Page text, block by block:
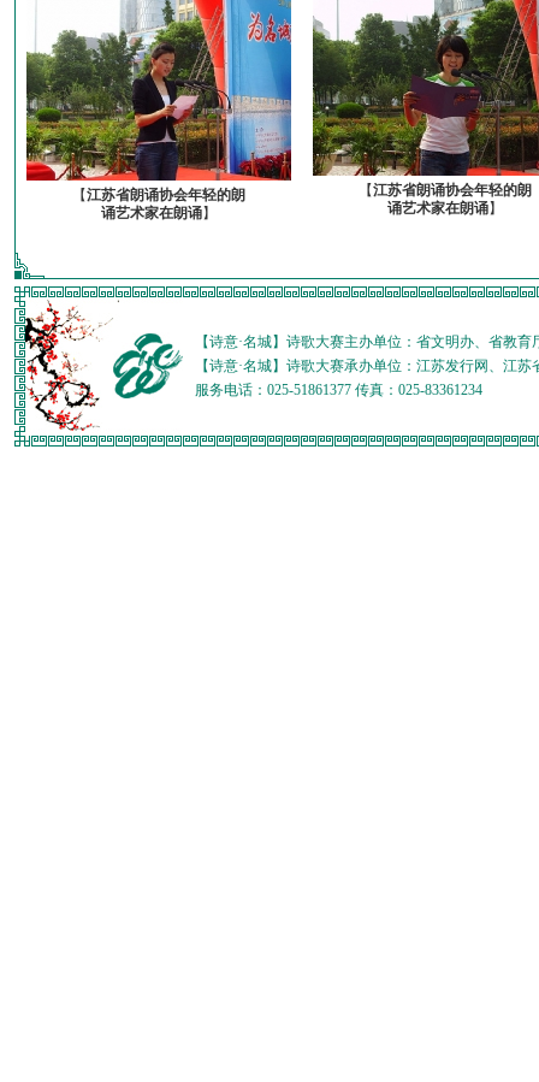
【江苏省朗诵协会年轻的朗
诵艺术家在朗诵】
【江苏省朗诵协会年轻的朗
诵艺术家在朗诵】
【诗意·名城】诗歌大赛主办单位：省文明办、省教
【诗意·名城】诗歌大赛承办单位：江苏发行网、江
服务电话：025-51861377 传真：025-83361234